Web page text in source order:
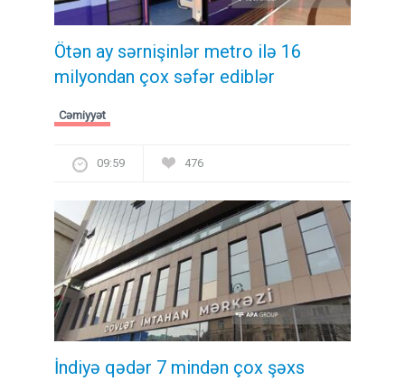
Ötən ay sərnişinlər metro ilə 16
milyondan çox səfər ediblər
Cəmiyyət
09:59 476
İndiyə qədər 7 mindən çox şəxs